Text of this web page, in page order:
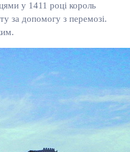
у 1411 році король
за допомогу з перемозі.